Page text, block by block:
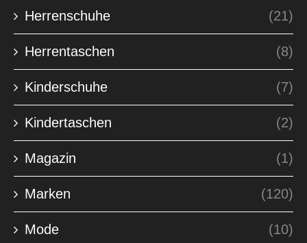
Herrenschuhe (21)
Herrentaschen (8)
Kinderschuhe (7)
Kindertaschen (2)
Magazin (1)
Marken (120)
Mode (10)